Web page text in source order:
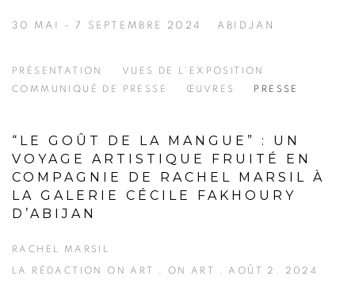
30 MAI - 7 SEPTEMBRE 2024 ABIDJAN
PRÉSENTATION
VUES DE L'EXPOSITION
COMMUNIQUÉ DE PRESSE
ŒUVRES PRESSE
“LE GOÛT DE LA MANGUE” : UN
VOYAGE ARTISTIQUE FRUITÉ EN
COMPAGNIE DE RACHEL MARSIL À
LA GALERIE CÉCILE FAKHOURY
D’ABIJAN
RACHEL MARSIL
LA RÉDACTION ON ART , ON ART , AOÛT 2, 2024